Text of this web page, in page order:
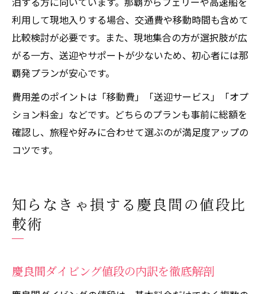
利用して現地入りする場合、交通費や移動時間も含めて
比較検討が必要です。また、現地集合の方が選択肢が広
がる一方、送迎やサポートが少ないため、初心者には那
覇発プランが安心です。
費用差のポイントは「移動費」「送迎サービス」「オプ
ション料金」などです。どちらのプランも事前に総額を
確認し、旅程や好みに合わせて選ぶのが満足度アップの
コツです。
知らなきゃ損する慶良間の値段比
較術
慶良間ダイビング値段の内訳を徹底解剖